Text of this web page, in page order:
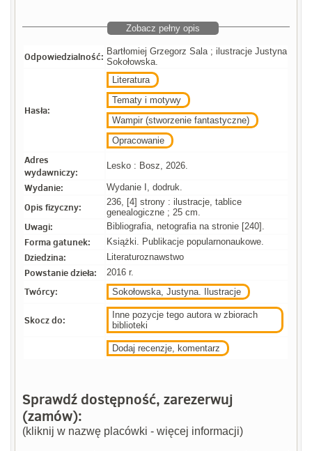
Zobacz pełny opis
Odpowiedzialność: Bartłomiej Grzegorz Sala ; ilustracje Justyna
Sokołowska.
Hasła:
Literatura
Tematy i motywy
Wampir (stworzenie fantastyczne)
Opracowanie
Adres
wydawniczy:
Lesko : Bosz, 2026.
Wydanie: Wydanie I, dodruk.
Opis fizyczny:
236, [4] strony : ilustracje, tablice
genealogiczne ; 25 cm.
Uwagi: Bibliografia, netografia na stronie [240].
Forma gatunek: Książki. Publikacje popularnonaukowe.
Dziedzina: Literaturoznawstwo
Powstanie dzieła: 2016 r.
Twórcy: Sokołowska, Justyna. Ilustracje
Skocz do:
Inne pozycje tego autora w zbiorach
biblioteki
Dodaj recenzje, komentarz
Sprawdź dostępność, zarezerwuj
(zamów):
(kliknij w nazwę placówki - więcej informacji)